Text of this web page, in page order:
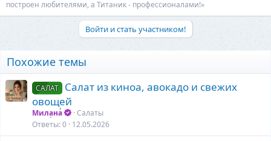
построен любителями, а Титаник - профессионалами!»
Войти и стать участником!
Похожие темы
САЛАТ
Салат из киноа, авокадо и свежих
овощей
Милана
Салаты
Ответы 0 12.05.2026